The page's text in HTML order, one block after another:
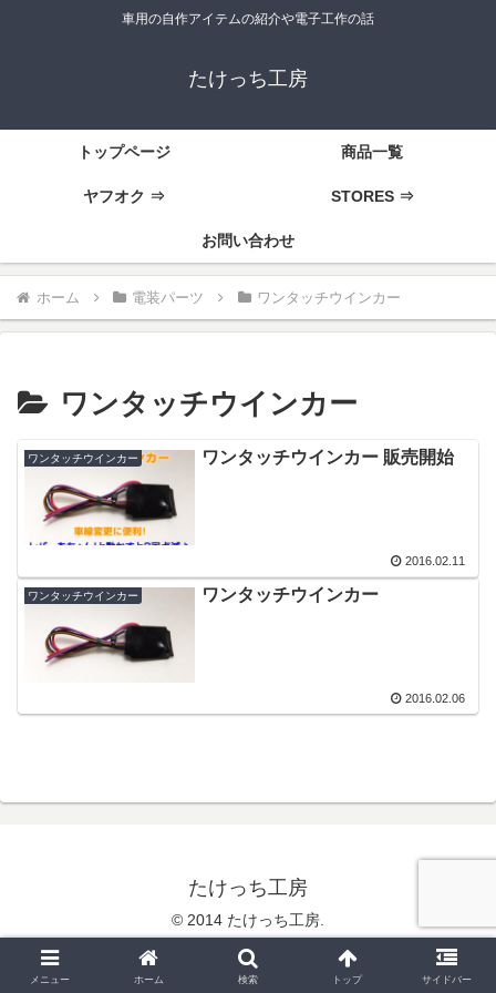
車用の自作アイテムの紹介や電子工作の話
たけっち工房
トップページ 商品一覧
ヤフオク ⇒ STORES ⇒
お問い合わせ
ホーム 電装パーツ ワンタッチウインカー
ワンタッチウインカー
ワンタッチウインカー ワンタッチウインカー 販売開始
2016.02.11
ワンタッチウインカー ワンタッチウインカー
2016.02.06
たけっち工房
© 2014 たけっち工房.
メニュー ホーム 検索 トップ サイドバー